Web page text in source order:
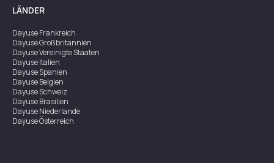
LÄNDER
DayuseFrankreich
DayuseGroßbritannien
DayuseVereinigte Staaten
DayuseItalien
DayuseSpanien
DayuseBelgien
DayuseSchweiz
DayuseBrasilien
DayuseNiederlande
DayuseÖsterreich